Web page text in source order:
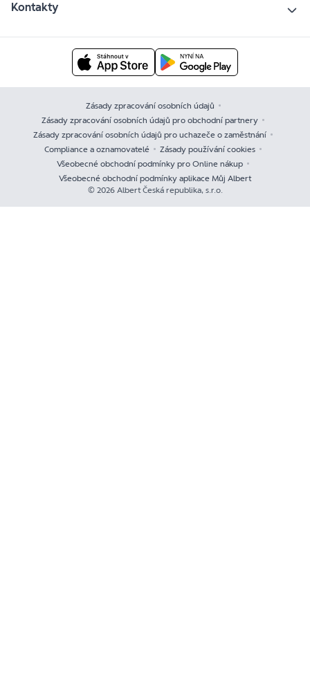
Kontakty
Zásady zpracování osobních údajů
Zásady zpracování osobních údajů pro obchodní partnery
Zásady zpracování osobních údajů pro uchazeče o zaměstnání
Compliance a oznamovatelé
Zásady používání cookies
Všeobecné obchodní podmínky pro Online nákup
Všeobecné obchodní podmínky aplikace Můj Albert
© 2026 Albert Česká republika, s.r.o.